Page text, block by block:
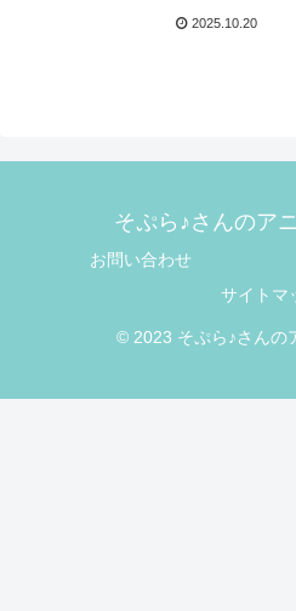
2025.10.20
そぷら♪さんのア
お問い合わせ
サイトマ
© 2023 そぷら♪さんの